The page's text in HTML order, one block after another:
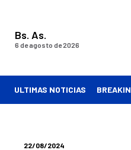
Bs. As.
6 de agosto de 2026
ULTIMAS NOTICIAS
22/08/2024